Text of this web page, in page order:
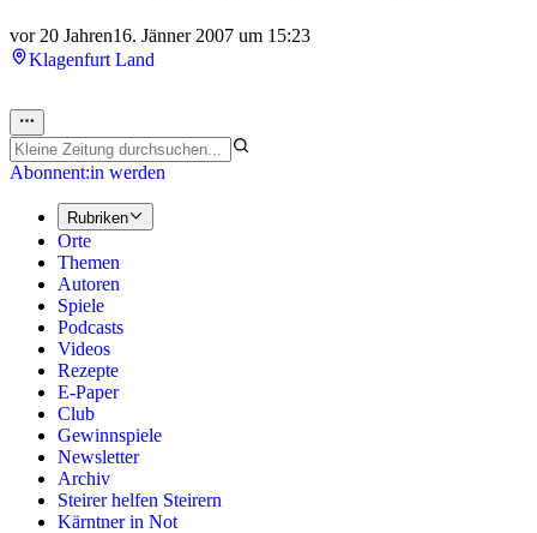
vor 20 Jahren16. Jänner 2007 um 15:23
Klagenfurt Land
Abonnent:in werden
Rubriken
Orte
Themen
Autoren
Spiele
Podcasts
Videos
Rezepte
E-Paper
Club
Gewinnspiele
Newsletter
Archiv
Steirer helfen Steirern
Kärntner in Not